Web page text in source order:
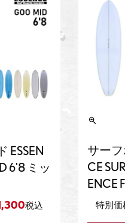
ESSEN
6'8 ミッ
税込
サーフ
CE
ENCE
特別価